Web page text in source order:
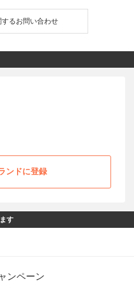
るお問い合わせ
ンドに登録
す
ンペーン